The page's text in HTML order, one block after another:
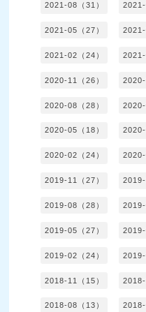
2021-08（31） 2021-
2021-05（27） 2021-
2021-02（24） 2021-
2020-11（26） 2020-
2020-08（28） 2020-
2020-05（18） 2020-
2020-02（24） 2020-
2019-11（27） 2019-
2019-08（28） 2019-
2019-05（27） 2019-
2019-02（24） 2019-
2018-11（15） 2018-
2018-08（13） 2018-